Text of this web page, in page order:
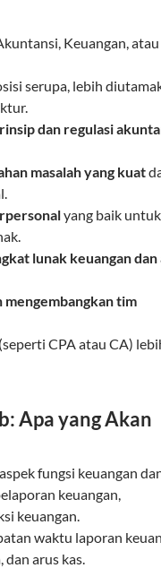
Keuangan, atau
serupa, lebih
dan regulasi
masalah yang kuat
yang baik untuk
lunak keuangan dan
mengembangkan tim
(seperti CPA atau CA)
Apa yang Akan
fungsi keuangan
keuangan,
keuangan.
waktu laporan
dan arus kas.